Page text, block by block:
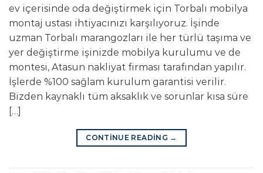
ev içerisinde oda değiştirmek için Torbalı mobilya
montaj ustası ihtiyacınızı karşılıyoruz. İşinde
uzman Torbalı marangozları ile her türlü taşıma ve
yer değiştirme işinizde mobilya kurulumu ve de
montesi, Atasun nakliyat firması tarafından yapılır.
İşlerde %100 sağlam kurulum garantisi verilir.
Bizden kaynaklı tüm aksaklık ve sorunlar kısa süre
[…]
CONTINUE READING →